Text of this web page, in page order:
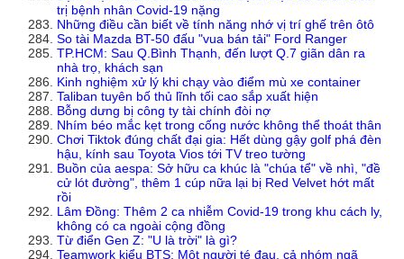
trị bệnh nhân Covid-19 nặng
Những điều cần biết về tính năng nhớ vị trí ghế trên ôtô
So tài Mazda BT-50 đấu "vua bán tải" Ford Ranger
TP.HCM: Sau Q.Bình Thạnh, đến lượt Q.7 giãn dân ra
nhà trọ, khách sạn
Kinh nghiệm xử lý khi chạy vào điểm mù xe container
Taliban tuyên bố thủ lĩnh tối cao sắp xuất hiện
Bỗng dưng bị công ty tài chính đòi nợ
Nhím béo mắc kẹt trong cống nước không thể thoát thân
Chơi Tiktok đúng chất đại gia: Hết dùng gậy golf phá đèn
hậu, kính sau Toyota Vios tới TV treo tường
Buồn của aespa: Sở hữu ca khúc là "chúa tể" về nhì, "đề
cử lót đường", thêm 1 cúp nữa lại bị Red Velvet hớt mất
rồi
Lâm Đồng: Thêm 2 ca nhiễm Covid-19 trong khu cách ly,
không có ca ngoài cộng đồng
Từ điển Gen Z: "U là trời" là gì?
Teamwork kiểu BTS: Một người té đau, cả nhóm ngã